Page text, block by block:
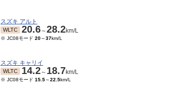
スズキ アルト
WLTC 20.6～28.2km/L
※ JC08モード 20～37km/L
スズキ キャリイ
WLTC 14.2～ 18.7km/L
※ JC08モード 15.5～22.5km/L